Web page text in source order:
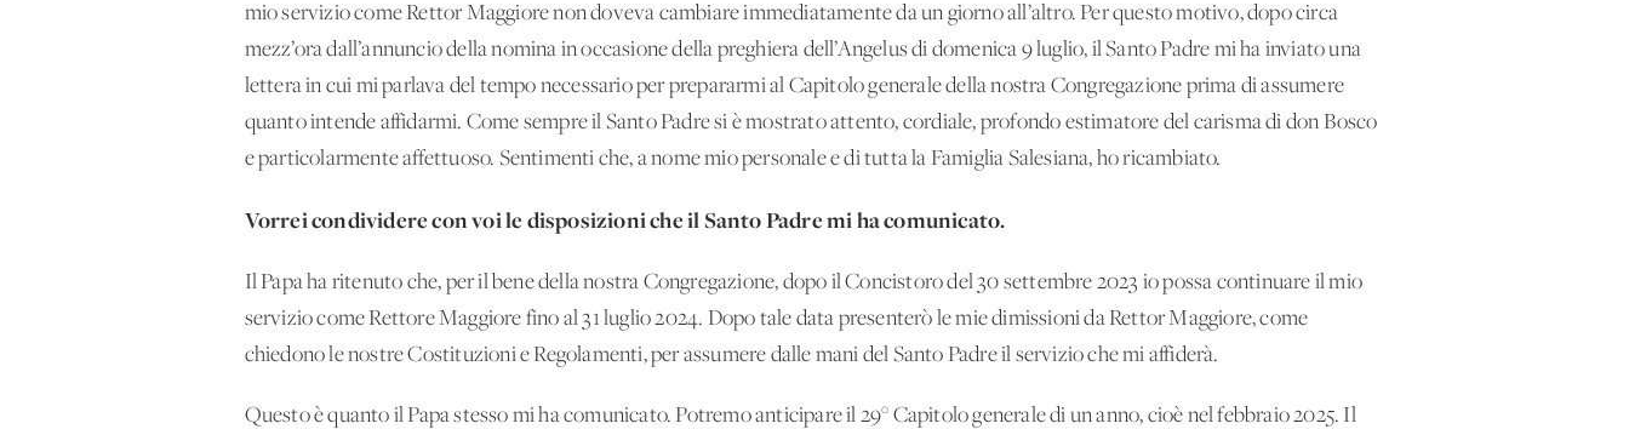
mio servizio come Rettor Maggiore non doveva cambiare immediatamente da un giorno all’altro. Per questo motivo, dopo circa
mezz’ora dall’annuncio della nomina in occasione della preghiera dell’Angelus di domenica 9 luglio, il Santo Padre mi ha inviato una
lettera in cui mi parlava del tempo necessario per prepararmi al Capitolo generale della nostra Congregazione prima di assumere
quanto intende affidarmi. Come sempre il Santo Padre si è mostrato attento, cordiale, profondo estimatore del carisma di don Bosco
e particolarmente affettuoso. Sentimenti che, a nome mio personale e di tutta la Famiglia Salesiana, ho ricambiato.
Vorrei condividere con voi le disposizioni che il Santo Padre mi ha comunicato.
Il Papa ha ritenuto che, per il bene della nostra Congregazione, dopo il Concistoro del 30 settembre 2023 io possa continuare il mio
servizio come Rettore Maggiore fino al 31 luglio 2024. Dopo tale data presenterò le mie dimissioni da Rettor Maggiore, come
chiedono le nostre Costituzioni e Regolamenti, per assumere dalle mani del Santo Padre il servizio che mi affiderà.
Questo è quanto il Papa stesso mi ha comunicato. Potremo anticipare il 29° Capitolo generale di un anno, cioè nel febbraio 2025. Il